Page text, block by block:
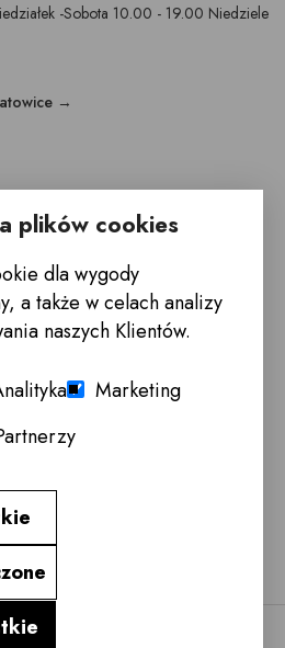
-Sobota 10.00 - 19.00 Niedziele
→
Med
-Sobota 10.00 - 18.00
→
plików cookies
dla wygody
a także w celach analizy
naszych Klientów.
Marketing